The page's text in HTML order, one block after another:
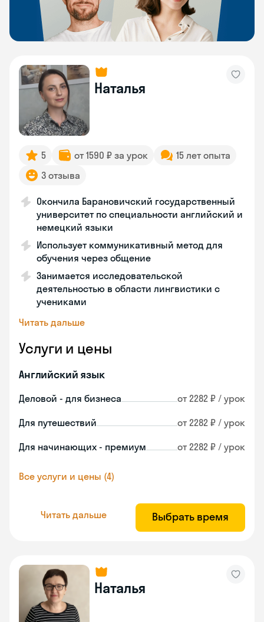
Наталья
5 от 1590 ₽ за урок
15 лет опыта
3 отзыва
Окончила Барановичский государственный
университет по специальности английский и
немецкий языки
Использует коммуникативный метод для
обучения через общение
Занимается исследовательской
деятельностью в области лингвистики с
учениками
Читать дальше
Услуги и цены
Английский язык
Деловой - для бизнеса от 2282 ₽ / урок
Для путешествий от 2282 ₽ / урок
Для начинающих - премиум от 2282 ₽ / урок
Все услуги и цены (4)
Читать дальше Выбрать время
Наталья